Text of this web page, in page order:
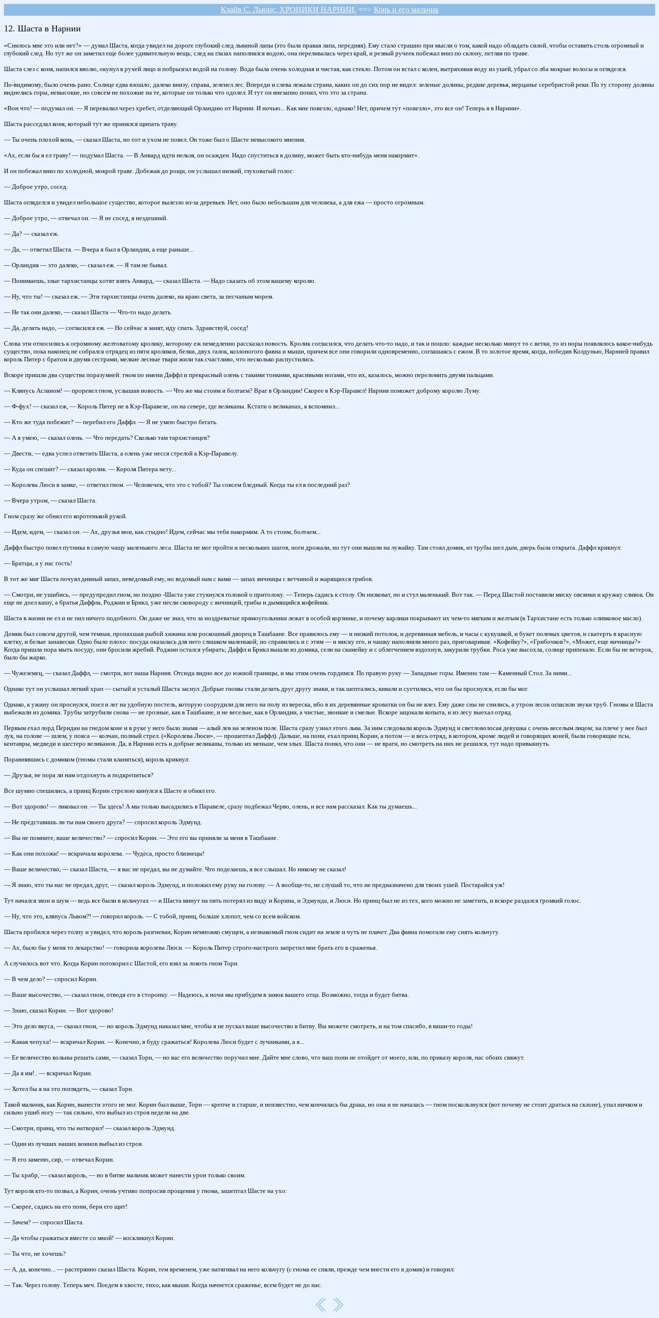
Клайв С. Льюис. ХРОНИКИ НАРНИИ. ==> Конь и его мальчик
12. Шаста в Нарнии
«Снилось мне это или нет?» — думал Шаста, когда увидел на дороге глубокий след львиной лапы (это была правая лапа, передняя). Ему стало страшно при мысли о том, какой надо обладать силой, чтобы оставить столь огромный и
глубокий след. Но тут же он заметил еще более удивительную вещь; след на глазах наполнялся водою, она переливалась через край, и резвый ручеек побежал вниз по склону, петляя по траве.
Шаста слез с коня, напился вволю, окунул в ручей лицо и побрызгал водой на голову. Вода была очень холодная и чистая, как стекло. Потом он встал с колен, вытряхивая воду из ушей, убрал со лба мокрые волосы и огляделся.
По-видимому, было очень рано. Солнце едва взошло; далеко внизу, справа, зеленел лес. Впереди и слева лежала страна, каких он до сих пор не видел: зеленые долины, редкие деревья, мерцанье серебристой реки. По ту сторону долины
виднелись горы, невысокие, но совсем не похожие на те, которые он только что одолел. И тут он внезапно понял, что это за страна.
«Вон что! — подумал он. — Я перевалил через хребет, отделяющий Орландию от Нарнии. И ночью... Как мне повезло, однако! Нет, причем тут «повезло», это все он! Теперь я в Нарнии».
Шаста расседлал коня, который тут же принялся щипать траву.
— Ты очень плохой конь, — сказал Шаста, но тот и ухом не повел. Он тоже был о Шасте невысокого мнения.
«Ах, если бы я ел траву! — подумал Шаста. — В Анвард идти нельзя, он осажден. Надо спуститься в долину, может быть кто-нибудь меня накормит».
И он побежал вниз по холодной, мокрой траве. Добежав до рощи, он услышал низкий, глуховатый голос:
— Доброе утро, сосед.
Шаста огляделся и увидел небольшое существо, которое вылезло из-за деревьев. Нет, оно было небольшим для человека, а для ежа — просто огромным.
— Доброе утро, — отвечал он. — Я не сосед, я нездешний.
— Да? — сказал еж.
— Да, — ответил Шаста. — Вчера я был в Орландии, а еще раньше...
— Орландия — это далеко, — сказал еж. — Я там не бывал.
— Понимаешь, злые тархистанцы хотят взять Анвард, — сказал Шаста. — Надо сказать об этом вашему королю.
— Ну, что ты! — сказал еж. — Эти тархистанцы очень далеко, на краю света, за песчаным морем.
— Не так они далеко, — сказал Шаста — Что-то надо делать.
— Да, делать надо, — согласился еж. — Но сейчас я занят, иду спать. Здравствуй, сосед!
Слова эти относились к огромному желтоватому кролику, которому еж немедленно рассказал новость. Кролик согласился, что делать что-то надо, и так и пошло: каждые несколько минут то с ветки, то из норы появлялось какое-нибудь
существо, пока наконец не собрался отрядец из пяти кроликов, белки, двух галок, козлоногого фавна и мыши, причем все они говорили одновременно, соглашаясь с ежом. В то золотое время, когда, победив Колдунью, Нарнией правил
король Питер с братом и двумя сестрами, мелкие лесные твари жили так счастливо, что несколько распустились.
Вскоре пришли два существа поразумней: гном по имени Даффл и прекрасный олень с такими тонкими, красивыми ногами, что их, казалось, можно переломить двумя пальцами.
— Клянусь Асланом! — проревел гном, услышав новость. — Что же мы стоим и болтаем? Враг в Орландии! Скорее в Кэр-Паравел! Нарния поможет доброму королю Луму.
— Ф-фух! — сказал еж, — Король Питер не в Кэр-Паравеле, он на севере, где великаны. Кстати о великанах, я вспомнил...
— Кто же туда побежит? — перебил его Даффл. — Я не умею быстро бегать.
— А я умею, — сказал олень. — Что передать? Сколько там тархистанцев?
— Двести, — едва успел ответить Шаста, а олень уже несся стрелой к Кэр-Паравелу.
— Куда он спешит? — сказал кролик. — Короля Питера нету...
— Королева Люси в замке, — ответил гном. — Человечек, что это с тобой? Ты совсем бледный. Когда ты ел в последний раз?
— Вчера утром, — сказал Шаста.
Гном сразу же обнял его коротенькой рукой.
— Идем, идем, — сказал он. — Ах, друзья мои, как стыдно! Идем, сейчас мы тебя накормим. А то стоим, болтаем...
Даффл быстро повел путника в самую чащу маленького леса. Шаста не мог пройти и нескольких шагов, ноги дрожали, но тут они вышли на лужайку. Там стоял домик, из трубы шел дым, дверь была открыта. Даффл крикнул:
— Братцы, а у нас гость!
В тот же миг Шаста почуял дивный запах, неведомый ему, но ведомый нам с вами — запах яичницы с ветчиной и жарящихся грибов.
— Смотри, не ушибись, — предупредил гном, но поздно -Шаста уже стукнулся головой о притолоку. — Теперь садись к столу. Он низковат, но и стул маленький. Вот так. — Перед Шастой поставили миску овсянки и кружку сливок. Он
еще не доел кашу, а братья Даффла, Роджин и Брикл, уже несли сковороду с яичницей, грибы и дымящийся кофейник.
Шаста в жизни не ел и не пил ничего подобного. Он даже не знал, что за ноздреватые прямоугольники лежат в особой корзинке, и почему карлики покрывают их чем-то мягким и желтым (в Тархистане есть только оливковое масло).
Домик был совсем другой, чем темная, пропахшая рыбой хижина или роскошный дворец в Ташбаане. Все правилось ему — и низкий потолок, и деревянная мебель, и часы с кукушкой, и букет полевых цветов, и скатерть в красную
клетку, и белые занавески. Одно было плохо: посуда оказалась для него слишком маленькой; но справились и с этим — и миску его, и чашку наполняли много раз, приговаривая: «Кофейку?», «Грибочков?», «Может, еще яичницы?»
Когда пришла пора мыть посуду, они бросили жребий. Роджин остался убирать; Даффл и Брикл вышли из домика, сели на скамейку и с облегчением вздохнув, закурили трубки. Роса уже высохла, солнце припекало. Если бы не ветерок,
было бы жарко.
— Чужеземец, — сказал Даффл, — смотри, вот наша Нарния. Отсюда видно все до южной границы, и мы этим очень гордимся. По правую руку — Западные горы. Именно там — Каменный Стол. За ними...
Однако тут он услышал легкий храп — сытый и усталый Шаста заснул. Добрые гномы стали делать друг другу знаки, и так шептались, кивали и суетились, что он бы проснулся, если бы мог.
Однако, к ужину он проснулся, поел и лег на удобную постель, которую соорудили для него на полу из вереска, ибо в их деревянные кроватки он бы не влез. Ему даже сны не снились, а утром лесок огласили звуки труб. Гномы и Шаста
выбежали из домика. Трубы затрубили снова — не грозные, как в Ташбаане, и не веселые, как в Орландии, а чистые, звонкие и смелые. Вскоре зацокали копыта, и из лесу выехал отряд.
Первым ехал лорд Перидан на гнедом коне и в руке у него было знамя — алый лев на зеленом поле. Шаста сразу узнал этого льва. За ним следовали король Эдмунд и светловолосая девушка с очень веселым лицом; на плече у нее был
лук, на голове — шлем, у пояса — колчан, полный стрел. («Королева Люси», — прошептал Даффл). Дальше, на пони, ехал принц Корин, а потом — и весь отряд, в котором, кроме людей и говорящих коней, были говорящие псы,
кентавры, медведи и шестеро великанов. Да, в Нарнии есть и добрые великаны, только их меньше, чем злых. Шаста понял, что они — не враги, но смотреть на них не решился, тут надо привыкнуть.
Поравнявшись с домиком (гномы стали кланяться), король крикнул:
— Друзья, не пора ли нам отдохнуть и подкрепиться?
Все шумно спешились, а принц Корин стрелою кинулся к Шасте и обнял его.
— Вот здорово! — ликовал он. — Ты здесь! А мы только высадились в Паравеле, сразу подбежал Черво, олень, и все нам рассказал. Как ты думаешь...
— Не представишь ли ты нам своего друга? — спросил король Эдмунд.
— Вы не помните, ваше величество? — спросил Корин. — Это его вы приняли за меня в Ташбаане.
— Как они похожи! — вскричала королева. — Чудеса, просто близнецы!
— Ваше величество, — сказал Шаста, — я вас не предал, вы не думайте. Что поделаешь, я все слышал. Но никому не сказал!
— Я знаю, что ты нас не предал, друг, — сказал король Эдмунд, и положил ему руку на голову. — А вообще-то, не слушай то, что не предназначено для твоих ушей. Постарайся уж!
Тут начался звон и шум — ведь все были в кольчугах — и Шаста минут на пять потерял из виду и Корина, и Эдмунда, и Люси. Но принц был не из тех, кого можно не заметить, и вскоре раздался громкий голос.
— Ну, что это, клянусь Львом?! — говорил король. — С тобой, принц, больше хлопот, чем со всем войском.
Шаста пробился через толпу и увидел, что король разгневан, Корин немножко смущен, а незнакомый гном сидит на земле и чуть не плачет. Два фавна помогали ему снять кольчугу.
— Ах, было бы у меня то лекарство! — говорила королева Люси. — Король Питер строго-настрого запретил мне брать его в сраженья.
А случилось вот что. Когда Корин поговорил с Шастой, его взял за локоть гном Торн.
— В чем дело? — спросил Корин.
— Ваше высочество, — сказал гном, отводя его в сторонку. — Надеюсь, к ночи мы прибудем в замок вашего отца. Возможно, тогда и будет битва.
— Знаю, сказал Корин. — Вот здорово!
— Это дело вкуса, — сказал гном, — но король Эдмунд наказал мне, чтобы я не пускал ваше высочество в битву. Вы можете смотреть, и на том спасибо, в ваши-то годы!
— Какая чепуха! — вскричал Корин. — Конечно, я буду сражаться! Королева Люси будет с лучниками, а я...
— Ее величество вольны решать сами, — сказал Торн, — но вас его величество поручил мне. Дайте мне слово, что ваш пони не отойдет от моего, или, по приказу короля, нас обоих свяжут.
— Да я им!.. — вскричал Корин.
— Хотел бы я на это поглядеть, — сказал Торн.
Такой мальчик, как Корин, вынести этого не мог. Корин был выше, Торн — крепче и старше, и неизвестно, чем кончилась бы драка, но она и не началась — гном поскользнулся (вот почему не стоит драться на склоне), упал ничком и
сильно ушиб ногу — так сильно, что выбыл из строя недели на две.
— Смотри, принц, что ты натворил! — сказал король Эдмунд.
— Один из лучших наших воинов выбыл из строя.
— Я его заменю, сир, — отвечал Корин.
— Ты храбр, — сказал король, — но в битве мальчик может нанести урон только своим.
Тут короля кто-то позвал, а Корин, очень учтиво попросив прощения у гнома, зашептал Шасте на ухо:
— Скорее, садись на его пони, бери его щит!
— Зачем? — спросил Шаста.
— Да чтобы сражаться вместе со мной! — воскликнул Корин.
— Ты что, не хочешь?
— А, да, конечно... — растерянно сказал Шаста. Корин, тем временем, уже натягивал на него кольчугу (с гнома ее сняли, прежде чем внести его в домик) и говорил:
— Так. Через голову. Теперь меч. Поедем в хвосте, тихо, как мыши. Когда начнется сраженье, всем будет не до нас.